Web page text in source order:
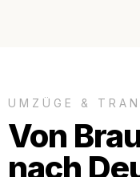
UMZÜGE &
Von
nach